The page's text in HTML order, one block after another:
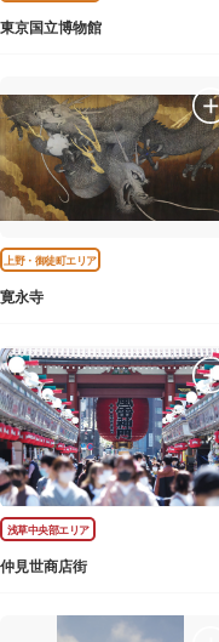
東京国立博物館
上野・御徒町エリア
寛永寺
浅草中央部エリア
仲見世商店街